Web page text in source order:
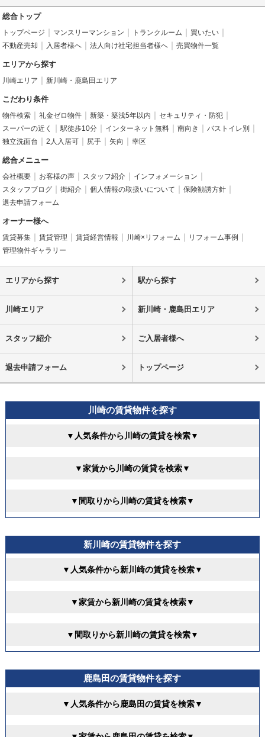
総合トップ
トップページ マンスリーマンション トランクルーム
買いたい
不動産売却
入居者様へ 法人向け社宅担当者様へ 売買物件一覧
エリアから探す
川崎エリア 新川崎・鹿島田エリア
こだわり条件
物件検索 礼金ゼロ物件 新築・築浅5年以内
セキュリティ・防犯
スーパーの近く
駅徒歩10分 インターネット無料 南向き
バストイレ別
独立洗面台
2人入居可 尻手 矢向 幸区
総合メニュー
会社概要 お客様の声 スタッフ紹介
インフォメーション
スタッフブログ
街紹介 個人情報の取扱いについて
保険勧誘方針
退去申請フォーム
オーナー様へ
賃貸募集 賃貸管理 賃貸経営情報 川崎×リフォーム
リフォーム事例
管理物件ギャラリー
エリアから探す 駅から探す
川崎エリア 新川崎・鹿島田エリア
スタッフ紹介 ご入居者様へ
退去申請フォーム トップページ
川崎の賃貸物件を探す
▼人気条件から川崎の賃貸を検索▼
▼家賃から川崎の賃貸を検索▼
▼間取りから川崎の賃貸を検索▼
新川崎の賃貸物件を探す
▼人気条件から新川崎の賃貸を検索▼
▼家賃から新川崎の賃貸を検索▼
▼間取りから新川崎の賃貸を検索▼
鹿島田の賃貸物件を探す
▼人気条件から鹿島田の賃貸を検索▼